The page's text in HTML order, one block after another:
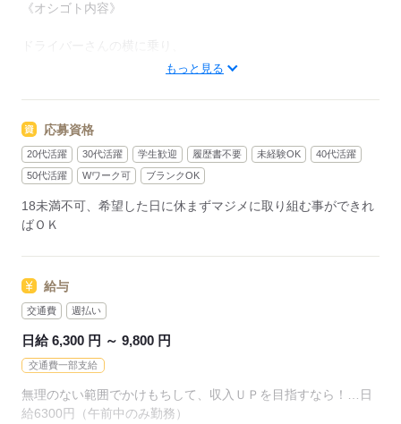
《オシゴト内容》
ドライバーさんの横に乗り、
ゴミの収集のお手伝いをお願いします！
運転をすることはありません◎
とてもシンプルな作業なので、
2～3日でほぼマスターできますよ★
＝＝＝＝＝＝＝＝＝＝＝＝＝＝＝＝＝＝＝＝＝
◆お財布にも嬉しい週払いOK！
◆履歴書不要！カンタン応募可能◎
◆未経験の方はもちろん、
ブランクがある方も歓迎！
ご応募お待ちしております！
もっと見る
応募資格
20代活躍 30代活躍 学生歓迎 履歴書不要 未経験OK
40代活躍
50代活躍
Wワーク可 ブランクOK
18未満不可、希望した日に休まずマジメに取り組む事ができれ
ばＯＫ
給与
交通費 週払い
日給 6,300 円 ～ 9,800 円
交通費一部支給
無理のない範囲でかけもちして、収入ＵＰを目指すなら！…日
給6300円（午前中のみ勤務）